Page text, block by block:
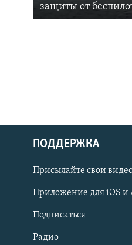
Українською
Qırımtatar
ПРИСОЕДИНЯЙТЕСЬ!
защиты от
ПОДДЕРЖКА
Присылайте свои
Приложение для iOS и
Подписаться
Радио